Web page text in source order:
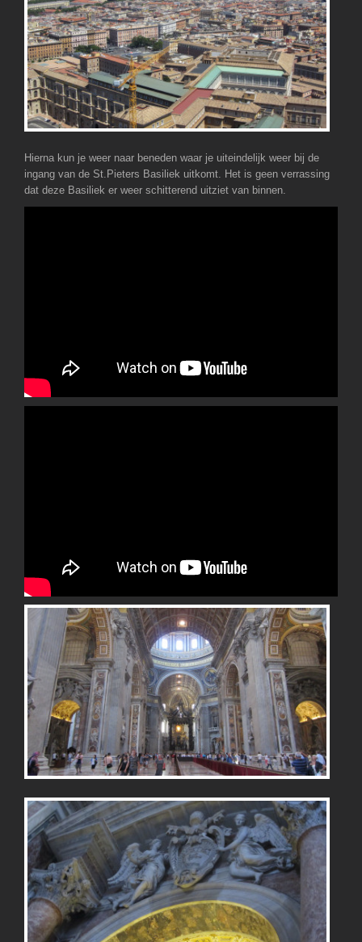
Hierna kun je weer naar beneden waar je uiteindelijk weer bij de
ingang van de St.Pieters Basiliek uitkomt. Het is geen verrassing
dat deze Basiliek er weer schitterend uitziet van binnen.